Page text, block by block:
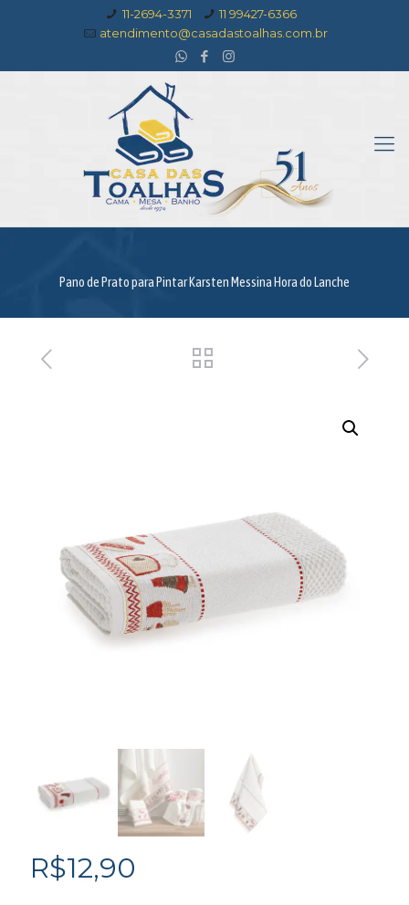
11-2694-3371
11 99427-6366
atendimento@casadastoalhas.com.br
Pano de Prato para Pintar Karsten Messina Hora do Lanche
R$12,90